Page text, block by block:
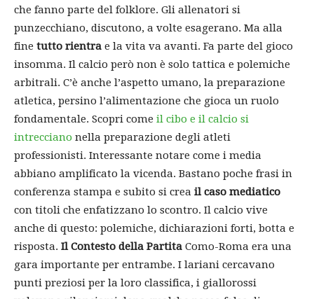
che fanno parte del folklore. Gli allenatori si
punzecchiano, discutono, a volte esagerano. Ma alla
fine tutto rientra e la vita va avanti. Fa parte del gioco
insomma. Il calcio però non è solo tattica e polemiche
arbitrali. C’è anche l’aspetto umano, la preparazione
atletica, persino l’alimentazione che gioca un ruolo
fondamentale. Scopri come il cibo e il calcio si
intrecciano nella preparazione degli atleti
professionisti. Interessante notare come i media
abbiano amplificato la vicenda. Bastano poche frasi in
conferenza stampa e subito si crea il caso mediatico
con titoli che enfatizzano lo scontro. Il calcio vive
anche di questo: polemiche, dichiarazioni forti, botta e
risposta. Il Contesto della Partita Como-Roma era una
gara importante per entrambe. I lariani cercavano
punti preziosi per la loro classifica, i giallorossi